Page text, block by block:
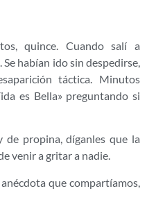
quince. Cuando salí a
habían ido sin despedirse,
táctica. Minutos
es Bella» preguntando si
propina, díganles que la
venir a gritar a nadie.
que compartíamos,